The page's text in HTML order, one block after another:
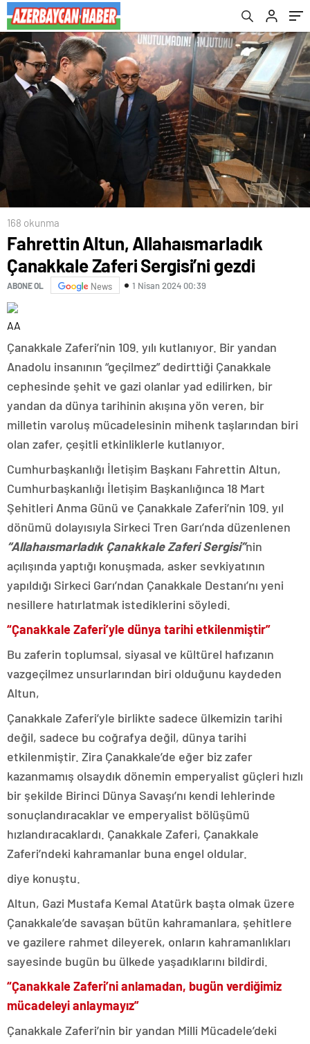
168 okunma
Fahrettin Altun, Allahaısmarladık
Çanakkale Zaferi Sergisi’ni gezdi
ABONE OL News 1 Nisan 2024 00:39
AA
Çanakkale Zaferi’nin 109. yılı kutlanıyor. Bir yandan
Anadolu insanının “geçilmez” dedirttiği Çanakkale
cephesinde şehit ve gazi olanlar yad edilirken, bir
yandan da dünya tarihinin akışına yön veren, bir
milletin varoluş mücadelesinin mihenk taşlarından biri
olan zafer, çeşitli etkinliklerle kutlanıyor.
Cumhurbaşkanlığı İletişim Başkanı Fahrettin Altun,
Cumhurbaşkanlığı İletişim Başkanlığınca 18 Mart
Şehitleri Anma Günü ve Çanakkale Zaferi’nin 109. yıl
dönümü dolayısıyla Sirkeci Tren Garı’nda düzenlenen
“Allahaısmarladık Çanakkale Zaferi Sergisi”nin
açılışında yaptığı konuşmada, asker sevkiyatının
yapıldığı Sirkeci Garı’ndan Çanakkale Destanı’nı yeni
nesillere hatırlatmak istediklerini söyledi.
“Çanakkale Zaferi’yle dünya tarihi etkilenmiştir”
Bu zaferin toplumsal, siyasal ve kültürel hafızanın
vazgeçilmez unsurlarından biri olduğunu kaydeden
Altun,
Çanakkale Zaferi’yle birlikte sadece ülkemizin tarihi
değil, sadece bu coğrafya değil, dünya tarihi
etkilenmiştir. Zira Çanakkale’de eğer biz zafer
kazanmamış olsaydık dönemin emperyalist güçleri hızlı
bir şekilde Birinci Dünya Savaşı’nı kendi lehlerinde
sonuçlandıracaklar ve emperyalist bölüşümü
hızlandıracaklardı. Çanakkale Zaferi, Çanakkale
Zaferi’ndeki kahramanlar buna engel oldular.
diye konuştu.
Altun, Gazi Mustafa Kemal Atatürk başta olmak üzere
Çanakkale’de savaşan bütün kahramanlara, şehitlere
ve gazilere rahmet dileyerek, onların kahramanlıkları
sayesinde bugün bu ülkede yaşadıklarını bildirdi.
“Çanakkale Zaferi’ni anlamadan, bugün verdiğimiz
mücadeleyi anlaymayız”
Çanakkale Zaferi’nin bir yandan Milli Mücadele’deki